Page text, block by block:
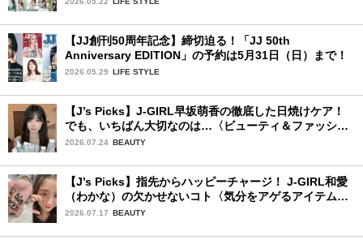
【JJ創刊50周年記念】締切迫る！「JJ 50th
Anniversary EDITION」の予約は5月31日（日）まで！
2026.05.29 LIFE STYLE
【J’s Picks】J-GIRL早坂萌香の徹底した日焼けケア！
でも、いちばん大切なのは…〈ビューティ＆ファッショ
ン夏の必需品〉
2026.07.24 BEAUTY
【J’s Picks】指先からハッピーチャージ！ J-GIRL和愛
（わかな）の欠かせないコト〈気分をアゲるアイテム＆
ルーティーン〉
2026.07.17 BEAUTY